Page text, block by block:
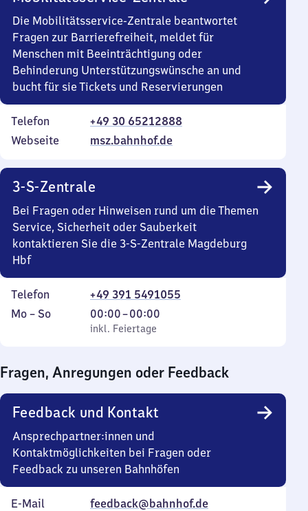
Die Mobilitätsservice-Zentrale beantwortet
Fragen zur Barrierefreiheit, meldet für
Menschen mit Beeinträchtigung oder
Behinderung Unterstützungswünsche an und
bucht für sie Tickets und Reservierungen
Telefon
+49 30 65212888
Webseite
msz.bahnhof.de
3-S-Zentrale
Bei Fragen oder Hinweisen rund um die Themen
Service, Sicherheit oder Sauberkeit
kontaktieren Sie die 3-S-Zentrale Magdeburg
Hbf
Telefon
+49 391 5491055
Montag
Mo – So,
inkl. Feiertage
00:00–00:00
Von
0
0
Uhr
inkl. Feiertage
Fragen, Anregungen oder Feedback
Feedback und Kontakt
Ansprechpartner:innen und
Kontaktmöglichkeiten bei Fragen oder
Feedback zu unseren Bahnhöfen
E-Mail
feedback@bahnhof.de